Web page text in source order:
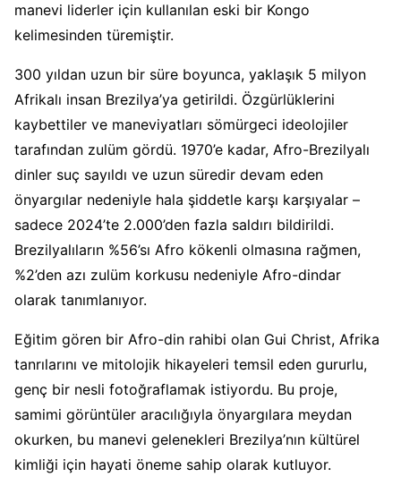
manevi liderler için kullanılan eski bir Kongo
kelimesinden türemiştir.
300 yıldan uzun bir süre boyunca, yaklaşık 5 milyon
Afrikalı insan Brezilya’ya getirildi. Özgürlüklerini
kaybettiler ve maneviyatları sömürgeci ideolojiler
tarafından zulüm gördü. 1970’e kadar, Afro-Brezilyalı
dinler suç sayıldı ve uzun süredir devam eden
önyargılar nedeniyle hala şiddetle karşı karşıyalar –
sadece 2024’te 2.000’den fazla saldırı bildirildi.
Brezilyalıların %56’sı Afro kökenli olmasına rağmen,
%2’den azı zulüm korkusu nedeniyle Afro-dindar
olarak tanımlanıyor.
Eğitim gören bir Afro-din rahibi olan Gui Christ, Afrika
tanrılarını ve mitolojik hikayeleri temsil eden gururlu,
genç bir nesli fotoğraflamak istiyordu. Bu proje,
samimi görüntüler aracılığıyla önyargılara meydan
okurken, bu manevi gelenekleri Brezilya’nın kültürel
kimliği için hayati öneme sahip olarak kutluyor.